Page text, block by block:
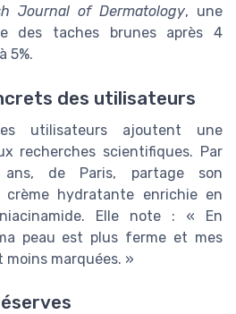
Journal of Dermatology, une
des taches brunes après 4
5%.
des utilisateurs
utilisateurs ajoutent une
recherches scientifiques. Par
de Paris, partage son
crème hydratante enrichie en
Elle note : « En
peau est plus ferme et mes
moins marquées. »